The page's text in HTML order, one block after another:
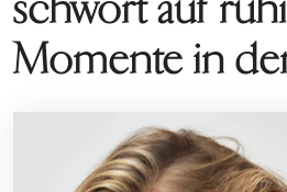
Momente in